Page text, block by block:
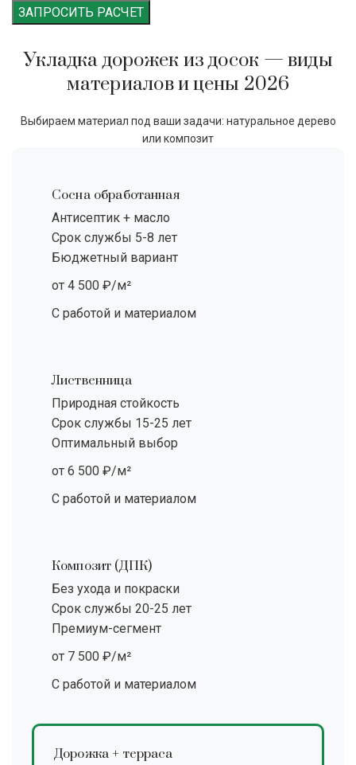
ЗАПРОСИТЬ РАСЧЕТ
Укладка дорожек из досок — виды
материалов и цены 2026
Выбираем материал под ваши задачи: натуральное дерево
или композит
Сосна обработанная
Антисептик + масло
Срок службы 5-8 лет
Бюджетный вариант
от 4 500 ₽/м²
С работой и материалом
Лиственница
Природная стойкость
Срок службы 15-25 лет
Оптимальный выбор
от 6 500 ₽/м²
С работой и материалом
Композит (ДПК)
Без ухода и покраски
Срок службы 20-25 лет
Премиум-сегмент
от 7 500 ₽/м²
С работой и материалом
Дорожка + терраса